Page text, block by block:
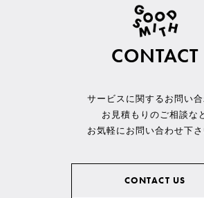
CONTACT
サービスに関するお問い
お見積もりのご相談な
お気軽にお問い合わせ下さ
CONTACT US